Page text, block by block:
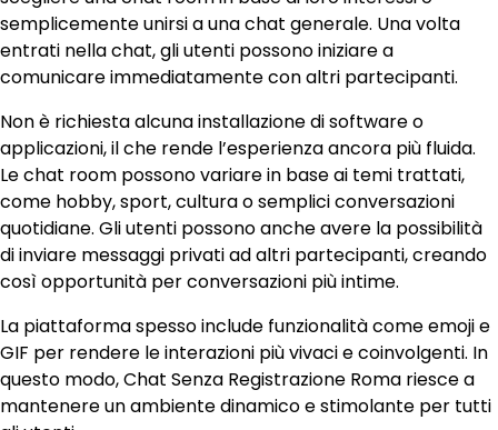
semplicemente unirsi a una chat generale. Una volta
entrati nella chat, gli utenti possono iniziare a
comunicare immediatamente con altri partecipanti.
Non è richiesta alcuna installazione di software o
applicazioni, il che rende l’esperienza ancora più fluida.
Le chat room possono variare in base ai temi trattati,
come hobby, sport, cultura o semplici conversazioni
quotidiane. Gli utenti possono anche avere la possibilità
di inviare messaggi privati ad altri partecipanti, creando
così opportunità per conversazioni più intime.
La piattaforma spesso include funzionalità come emoji e
GIF per rendere le interazioni più vivaci e coinvolgenti. In
questo modo, Chat Senza Registrazione Roma riesce a
mantenere un ambiente dinamico e stimolante per tutti